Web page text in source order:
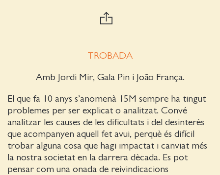
TROBADA
Amb Jordi Mir, Gala Pin i João França.
El que fa 10 anys s’anomenà 15M sempre ha tingut
problemes per ser explicat o analitzat. Convé
analitzar les causes de les dificultats i del desinterès
que acompanyen aquell fet avui, perquè és difícil
trobar alguna cosa que hagi impactat i canviat més
la nostra societat en la darrera dècada. Es pot
pensar com una onada de reivindicacions